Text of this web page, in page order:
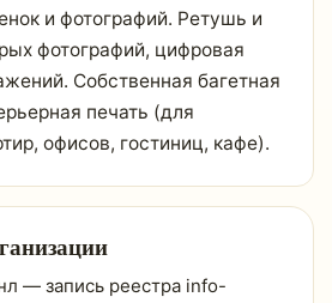
и фотографий. Ретушь и
фотографий, цифровая
Собственная багетная
печать (для
офисов, гостиниц, кафе).
— запись реестра info-